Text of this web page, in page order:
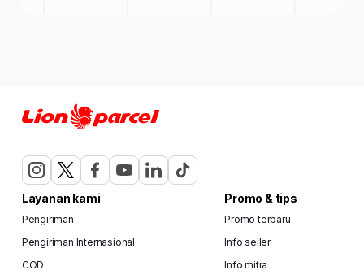
Layanan kami
Pengiriman
Pengiriman Internasional
COD
Promo & tips
Promo terbaru
Info seller
Info mitra